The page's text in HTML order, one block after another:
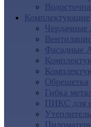
Комплектующие
Чердачные
Фасадные
Обрешетка
Гибка
ПИКС для
Утеплитель